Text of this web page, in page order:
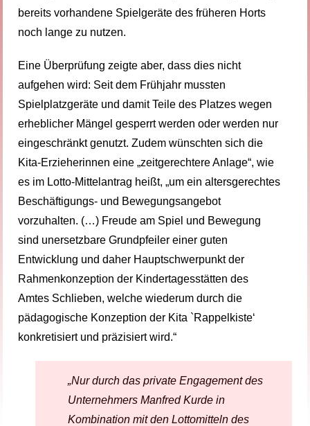
bereits vorhandene Spielgeräte des früheren Horts
noch lange zu nutzen.
Eine Überprüfung zeigte aber, dass dies nicht
aufgehen wird: Seit dem Frühjahr mussten
Spielplatzgeräte und damit Teile des Platzes wegen
erheblicher Mängel gesperrt werden oder werden nur
eingeschränkt genutzt. Zudem wünschten sich die
Kita-Erzieherinnen eine „zeitgerechtere Anlage“, wie
es im Lotto-Mittelantrag heißt, „um ein altersgerechtes
Beschäftigungs- und Bewegungsangebot
vorzuhalten. (…) Freude am Spiel und Bewegung
sind unersetzbare Grundpfeiler einer guten
Entwicklung und daher Hauptschwerpunkt der
Rahmenkonzeption der Kindertagesstätten des
Amtes Schlieben, welche wiederum durch die
pädagogische Konzeption der Kita `Rappelkiste‘
konkretisiert und präzisiert wird.“
„Nur durch das private Engagement des
Unternehmers Manfred Kurde in
Kombination mit den Lottomitteln des